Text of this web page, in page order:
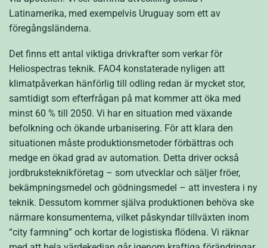
Latinamerika, med exempelvis Uruguay som ett av
föregångsländerna.
Det finns ett antal viktiga drivkrafter som verkar för
Heliospectras teknik. FAO4 konstaterade nyligen att
klimatpåverkan hänförlig till odling redan är mycket stor,
samtidigt som efterfrågan på mat kommer att öka med
minst 60 % till 2050. Vi har en situation med växande
befolkning och ökande urbanisering. För att klara den
situationen måste produktionsmetoder förbättras och
medge en ökad grad av automation. Detta driver också
jordbruksteknikföretag – som utvecklar och säljer fröer,
bekämpningsmedel och gödningsmedel – att investera i ny
teknik. Dessutom kommer själva produktionen behöva ske
närmare konsumenterna, vilket påskyndar tillväxten inom
“city farmning” och kortar de logistiska flödena. Vi räknar